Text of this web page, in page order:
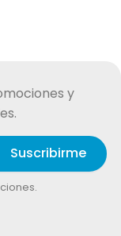
y
Suscribirme